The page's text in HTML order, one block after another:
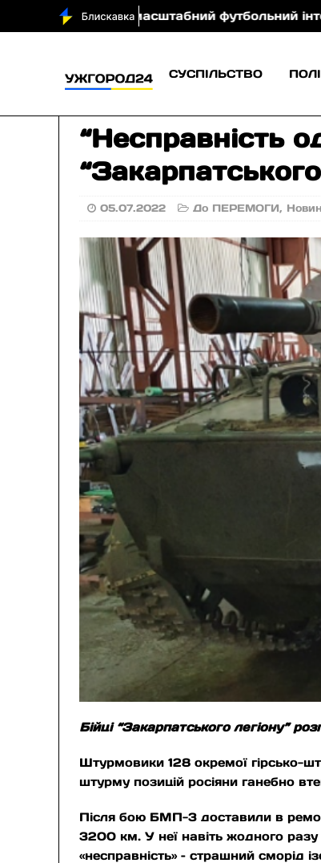
футбольний інтенсив «Талантікос»
СУСПІЛЬСТВО
“Несправність
05.07.2022 До ПЕРЕМОГИ,
Бійці “Закарпатського легіону”
Штурмовики 128 окремої гірсько-
штурму позицій росіяни ганебно
Після бою БМП-3 доставили в
3200 км. У неї навіть жодного
«несправність» – страшний сморід